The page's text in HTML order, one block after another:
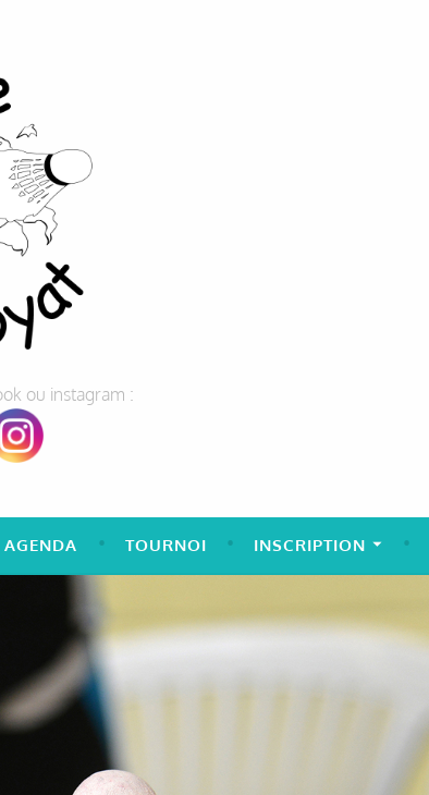
ou instagram :
AGENDA TOURNOI INSCRIPTION